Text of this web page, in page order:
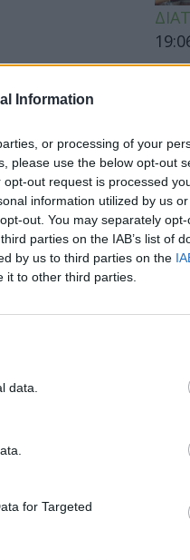
Information
or processing of your
please use the below opt-out
out request is processed
information utilized by us
out. You may separately
parties on the IAB’s list of
by us to third parties on the
it to other third parties.
data.
for Targeted